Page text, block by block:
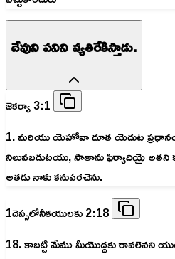
దేవుని పనిని వ్యతిరేకిస్తాడు.
జెకర్యా 3:1
1. మరియు యెహోవా దూత యెదుట
నిలువబడుటయు, సాతాను ఫిర్యాదియై అతని
అతడు నాకు కనుపరచెను.
1దెస్సలోనీకయులకు 2:18
18. కాబట్టి మేము మీయొద్దకు రావలెనని